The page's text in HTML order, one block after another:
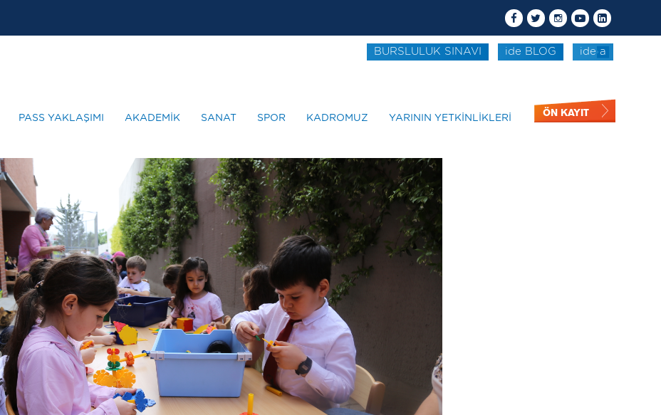
BURSLULUK SINAVI ide BLOG ide a
PASS YAKLAŞIMI AKADEMİK SANAT SPOR KADROMUZ YARININ YETKİNLİKLERİ ÖN KAYIT